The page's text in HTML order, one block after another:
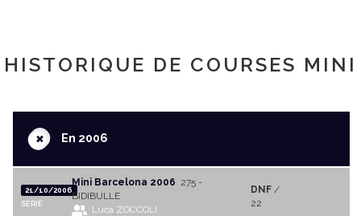
HISTORIQUE DE COURSES MINI
+En 2006
21/10/2006
SERIE
Mini Barcelona 2006 275 -
BIDIBULLE
Luca ZOCCOLI
DNF/
22